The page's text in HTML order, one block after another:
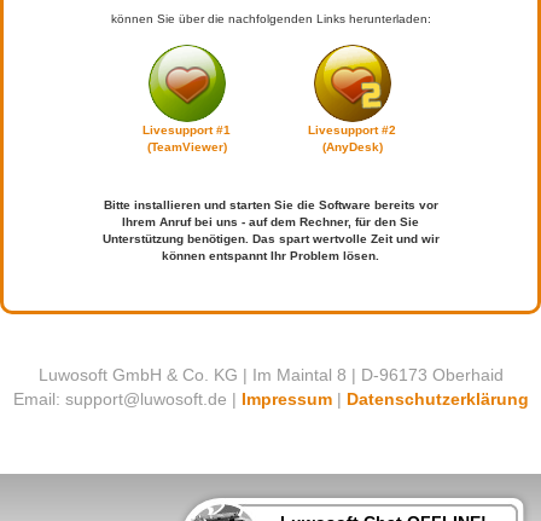
können Sie über die nachfolgenden Links herunterladen:
Livesupport #1
(TeamViewer)
Livesupport #2
(AnyDesk)
Bitte installieren und starten Sie die Software bereits vor
Ihrem Anruf bei uns - auf dem Rechner, für den Sie
Unterstützung benötigen. Das spart wertvolle Zeit und wir
können entspannt Ihr Problem lösen.
Luwosoft GmbH & Co. KG | Im Maintal 8 | D-96173 Oberhaid
ed.tfosowul@troppus :liamE | Impressum| Datenschutzerklärung